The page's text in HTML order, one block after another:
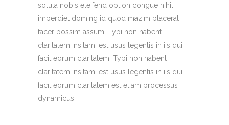
soluta nobis eleifend option congue nihil
imperdiet doming id quod mazim placerat
facer possim assum. Typi non habent
claritatem insitam; est usus legentis in iis qui
facit eorum claritatem. Typi non habent
claritatem insitam; est usus legentis in iis qui
facit eorum claritatem est etiam processus
dynamicus.